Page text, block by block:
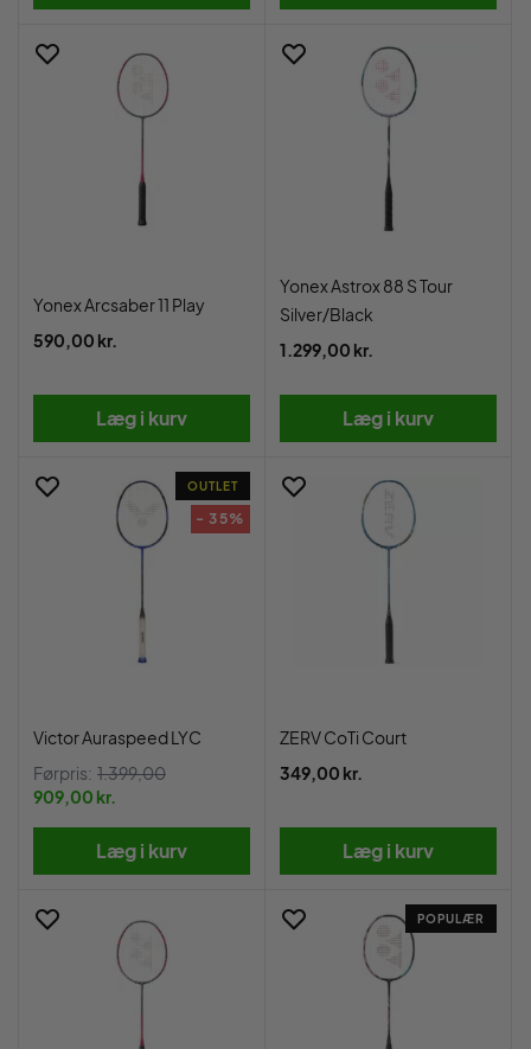
Yonex Arcsaber 11 Play
590,00 kr.
Læg i kurv
Yonex Astrox 88 S Tour
Silver/Black
1.299,00 kr.
Læg i kurv
OUTLET
- 35%
Victor Auraspeed LYC
Førpris: 1.399,00
909,00 kr.
Læg i kurv
ZERV CoTi Court
349,00 kr.
Læg i kurv
POPULÆR